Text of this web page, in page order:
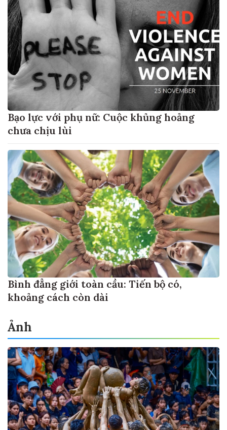
Bạo lực với phụ nữ: Cuộc khủng hoảng
chưa chịu lùi
Bình đẳng giới toàn cầu: Tiến bộ có,
khoảng cách còn dài
Ảnh